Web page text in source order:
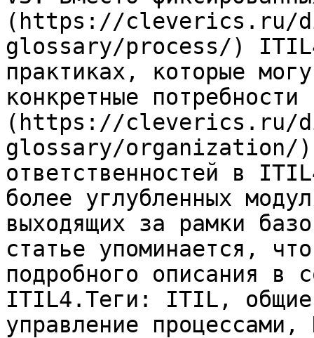
(https://cleverics.ru/
glossary/process/)
практиках, которые
конкретные
(https://cleverics.ru/
glossary/organization/).
ответственностей в
более углубленных
выходящих за рамки
статье упоминается,
подробного описания в
ITIL4.Теги: ITIL, общие
управление процессами,